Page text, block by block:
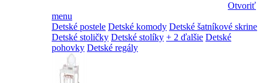
Otvoriť
menu
Detské postele Detské komody Detské šatníkové skrine
Detské stoličky Detské stolíky + 2 ďalšie Detské
pohovky Detské regály